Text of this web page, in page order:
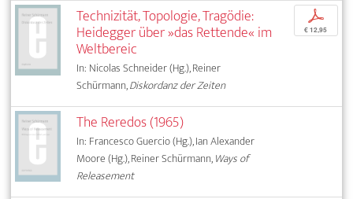
Technizität, Topologie, Tragödie:
Heidegger über »das Rettende« im
Weltbereic
In: Nicolas Schneider (Hg.), Reiner
Schürmann,Diskordanz der Zeiten
p
€ 12,95
The Reredos (1965)
In: Francesco Guercio (Hg.), Ian Alexander
Moore (Hg.), Reiner Schürmann,Ways of
Releasement